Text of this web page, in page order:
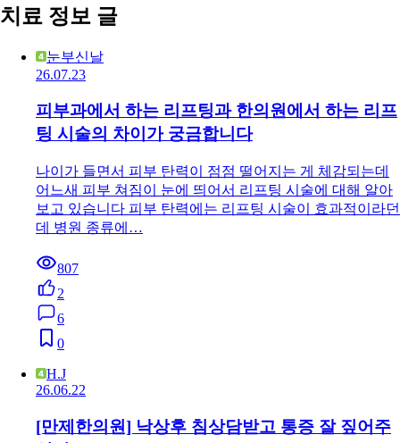
치료 정보 글
눈부신날
26.07.23
피부과에서 하는 리프팅과 한의원에서 하는 리프
팅 시술의 차이가 궁금합니다
나이가 들면서 피부 탄력이 점점 떨어지는 게 체감되는데
어느새 피부 쳐짐이 눈에 띄어서 리프팅 시술에 대해 알아
보고 있습니다 피부 탄력에는 리프팅 시술이 효과적이라던
데 병원 종류에…
807
2
6
0
H.J
26.06.22
[만제한의원] 낙상후 침상담받고 통증 잘 짚어주